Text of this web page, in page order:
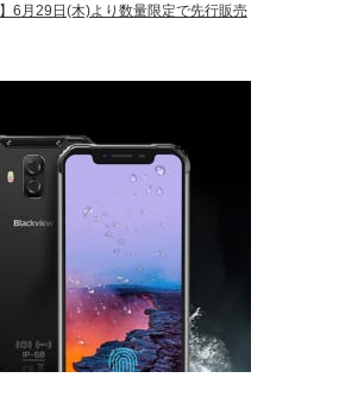
6月29日(木)より数量限定で先行販売